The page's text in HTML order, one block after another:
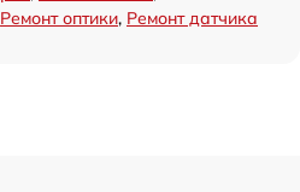
Ремонт оптики, Ремонт датчика